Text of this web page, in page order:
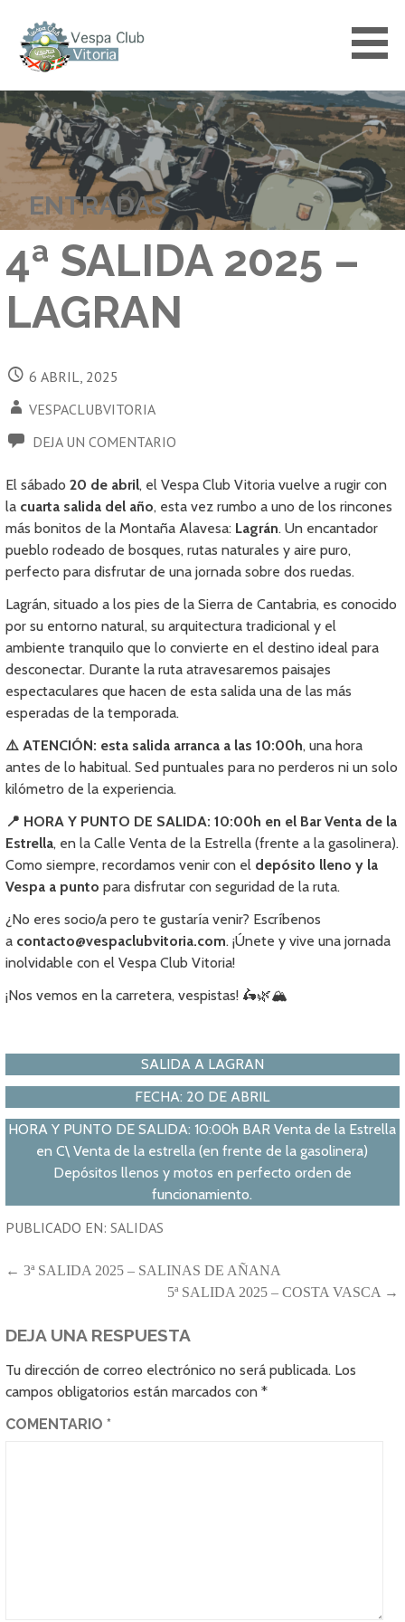
contenido
VESPACLUBVITORIA
ENTRADAS
4ª SALIDA 2025 –
LAGRAN
6 ABRIL, 2025
VESPACLUBVITORIA
DEJA UN COMENTARIO
El sábado20 de abril, el Vespa Club Vitoria vuelve a rugir con
la cuarta salida del año, esta vez rumbo a uno de los rincones
más bonitos de la Montaña Alavesa: Lagrán. Un encantador
pueblo rodeado de bosques, rutas naturales y aire puro,
perfecto para disfrutar de una jornada sobre dos ruedas.
Lagrán, situado a los pies de la Sierra de Cantabria, es conocido
por su entorno natural, su arquitectura tradicional y el
ambiente tranquilo que lo convierte en el destino ideal para
desconectar. Durante la ruta atravesaremos paisajes
espectaculares que hacen de esta salida una de las más
esperadas de la temporada.
⚠️ ATENCIÓN: esta salida arranca a las 10:00h, una hora
antes de lo habitual. Sed puntuales para no perderos ni un solo
kilómetro de la experiencia.
📍 HORA Y PUNTO DE SALIDA: 10:00h en el Bar Venta de la
Estrella, en la Calle Venta de la Estrella (frente a la gasolinera).
Como siempre, recordamos venir con el depósito lleno y la
Vespa a punto para disfrutar con seguridad de la ruta.
¿No eres socio/a pero te gustaría venir? Escríbenos
a contacto@vespaclubvitoria.com. ¡Únete y vive una jornada
inolvidable con el Vespa Club Vitoria!
¡Nos vemos en la carretera, vespistas! 🛵🌿🏔️
SALIDA A LAGRAN
FECHA: 20 DE ABRIL
HORA Y PUNTO DE SALIDA: 10:00h BAR Venta de la Estrella
en C\ Venta de la estrella (en frente de la gasolinera)
Depósitos llenos y motos en perfecto orden de
funcionamiento.
PUBLICADO EN:SALIDAS
NAVEGACIÓN
ENTRADAS
← 3ª SALIDA 2025 – SALINAS DE AÑANA
5ª SALIDA 2025 – COSTA VASCA →
DEJA UNA RESPUESTA
Tu dirección de correo electrónico no será publicada. Los
campos obligatorios están marcados con*
COMENTARIO*